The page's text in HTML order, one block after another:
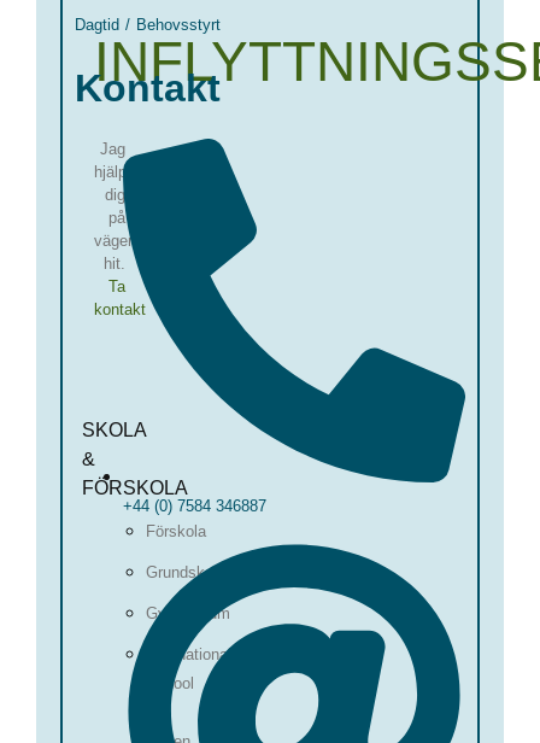
Jag
hjälper
dig
på
vägen
hit.
Ta
kontakt
SKOLA
&
FÖRSKOLA
Förskola
Grundskola
Gymnasium
International
School
Dagtid / Behovsstyrt
Kontakt
+44 (0) 7584 346887